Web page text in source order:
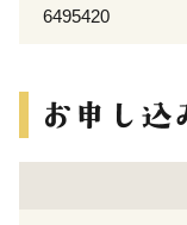
6495420